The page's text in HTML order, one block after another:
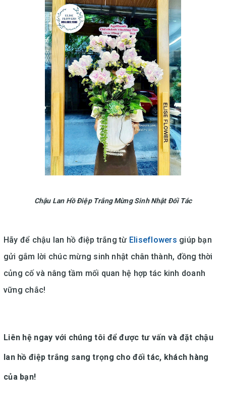
Chậu Lan Hồ Điệp Trắng Mừng Sinh Nhật Đối Tác
Hãy để chậu lan hồ điệp trắng từ Eliseflowers giúp bạn
gửi gắm lời chúc mừng sinh nhật chân thành, đồng thời
củng cố và nâng tầm mối quan hệ hợp tác kinh doanh
vững chắc!
Liên hệ ngay với chúng tôi để được tư vấn và đặt chậu
lan hồ điệp trắng sang trọng cho đối tác, khách hàng
của bạn!